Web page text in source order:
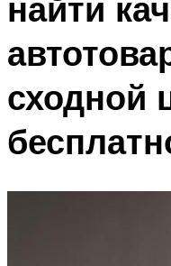
сходной